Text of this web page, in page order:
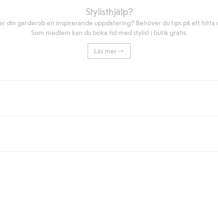
Stylisthjälp?
din garderob en inspirerande uppdatering? Behöver du tips på att hitta
Som medlem kan du boka tid med stylist i butik gratis.
Läs mer
du handlar för över 500kr med leverans till ombud eller paketbox